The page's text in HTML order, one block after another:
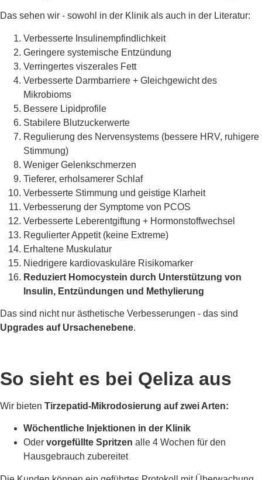
Das sehen wir - sowohl in der Klinik als auch in der Literatur:
Verbesserte Insulinempfindlichkeit
Geringere systemische Entzündung
Verringertes viszerales Fett
Verbesserte Darmbarriere + Gleichgewicht des
Mikrobioms
Bessere Lipidprofile
Stabilere Blutzuckerwerte
Regulierung des Nervensystems (bessere HRV, ruhigere
Stimmung)
Weniger Gelenkschmerzen
Tieferer, erholsamerer Schlaf
Verbesserte Stimmung und geistige Klarheit
Verbesserung der Symptome von PCOS
Verbesserte Leberentgiftung + Hormonstoffwechsel
Regulierter Appetit (keine Extreme)
Erhaltene Muskulatur
Niedrigere kardiovaskuläre Risikomarker
Reduziert Homocystein durch Unterstützung von
Insulin, Entzündungen und Methylierung
Das sind nicht nur ästhetische Verbesserungen - das sind
Upgrades auf Ursachenebene.
So sieht es bei Qeliza aus
Wir bieten Tirzepatid-Mikrodosierung auf zwei Arten:
Wöchentliche Injektionen in der Klinik
Oder vorgefüllte Spritzen alle 4 Wochen für den
Hausgebrauch zubereitet